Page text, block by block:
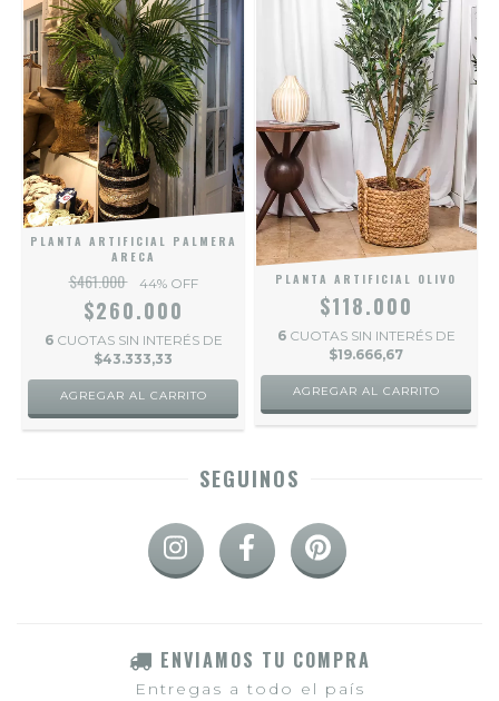
PLANTA ARTIFICIAL PALMERA
ARECA
$461.000 44% OFF
$260.000
6 CUOTAS SIN INTERÉS DE
$43.333,33
AGREGAR AL CARRITO
PLANTA ARTIFICIAL OLIVO
$118.000
6 CUOTAS SIN INTERÉS DE
$19.666,67
AGREGAR AL CARRITO
SEGUINOS
ENVIAMOS TU COMPRA
Entregas a todo el país